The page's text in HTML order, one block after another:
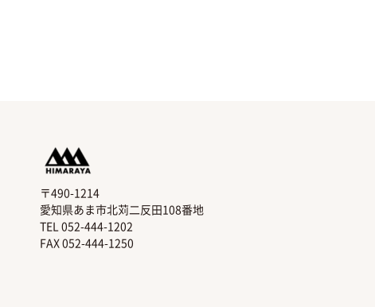
〒490-1214
愛知県あま市北苅二反田108番地
TEL 052-444-1202
FAX 052-444-1250